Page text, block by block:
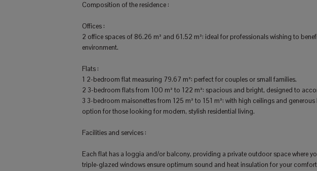
Composition of the residence :
Offices :
2 office spaces of 86.26 m² and 61.52 m²: ideal for professionals wishing to
environment.
Flats :
1 2-bedroom flat measuring 79.67 m²: perfect for couples or small families.
2 3-bedroom flats from 100 m² to 122 m²: spacious and bright, designed to
3 3-bedroom maisonettes from 125 m² to 151 m²: with high ceilings and
option for those looking for modern, stylish residential living.
Facilities and services :
Each flat has a loggia and/or balcony, providing a private outdoor space where
triple-glazed windows ensure optimum sound and heat insulation for your